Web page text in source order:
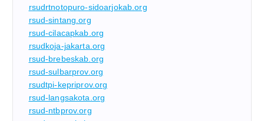
rsudrtnotopuro-sidoarjokab.org
rsud-sintang.org
rsud-cilacapkab.org
rsudkoja-jakarta.org
rsud-brebeskab.org
rsud-sulbarprov.org
rsudtpi-kepriprov.org
rsud-langsakota.org
rsud-ntbprov.org